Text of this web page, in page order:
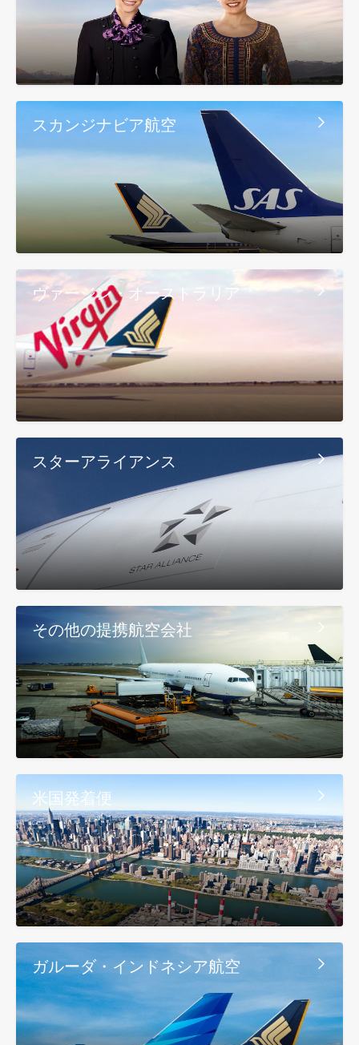
スカンジナビア航空
ヴァージン・オーストラリア
スターアライアンス
その他の提携航空会社
米国発着便
ガルーダ・インドネシア航空